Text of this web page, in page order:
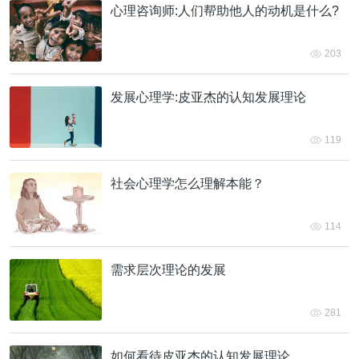
心理咨询师:人们帮助他人的动机是什么?
203
发展心理学:皮亚杰的认知发展理论
119
社会心理学怎么理解本能？
114
需求层次理论的发展
281
如何看待皮亚杰的认知发展理论